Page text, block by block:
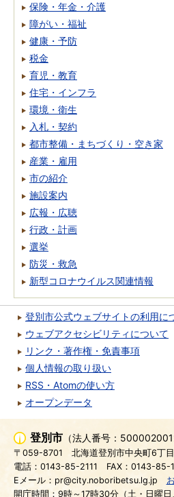
保険・年金・介護
障がい・福祉
健康・予防
税金
育児・教育
住宅・インフラ
環境・衛生
入札・契約
都市整備・まちづくり・空き家
産業・雇用
市の紹介
施設案内
広報・広聴
行政・計画
選挙
防災・救急
新型コロナウイルス関連情報
登別市公式ウェブサイトの利用に
ウェブアクセシビリティについて
リンク・著作権・免責事項
個人情報の取り扱い
RSS・Atomの使い方
オープンデータ
登別市 （法人番号：
〒059-8701
北海道登別市中央町6丁
電話：0143-85-2111
FAX：0143-85-
Eメール：pr@city.noboribetsu.lg.jp
開庁時間：9時～17時30分（土・日曜